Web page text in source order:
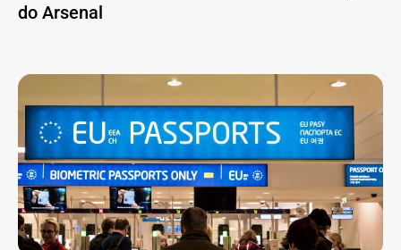
do Arsenal